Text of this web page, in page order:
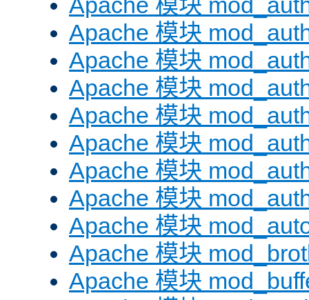
Apache 模块
Apache 模块
Apache 模块
Apache 模块
Apache 模块
Apache 模块
Apache 模块
Apache 模块
Apache 模块
Apache 模块